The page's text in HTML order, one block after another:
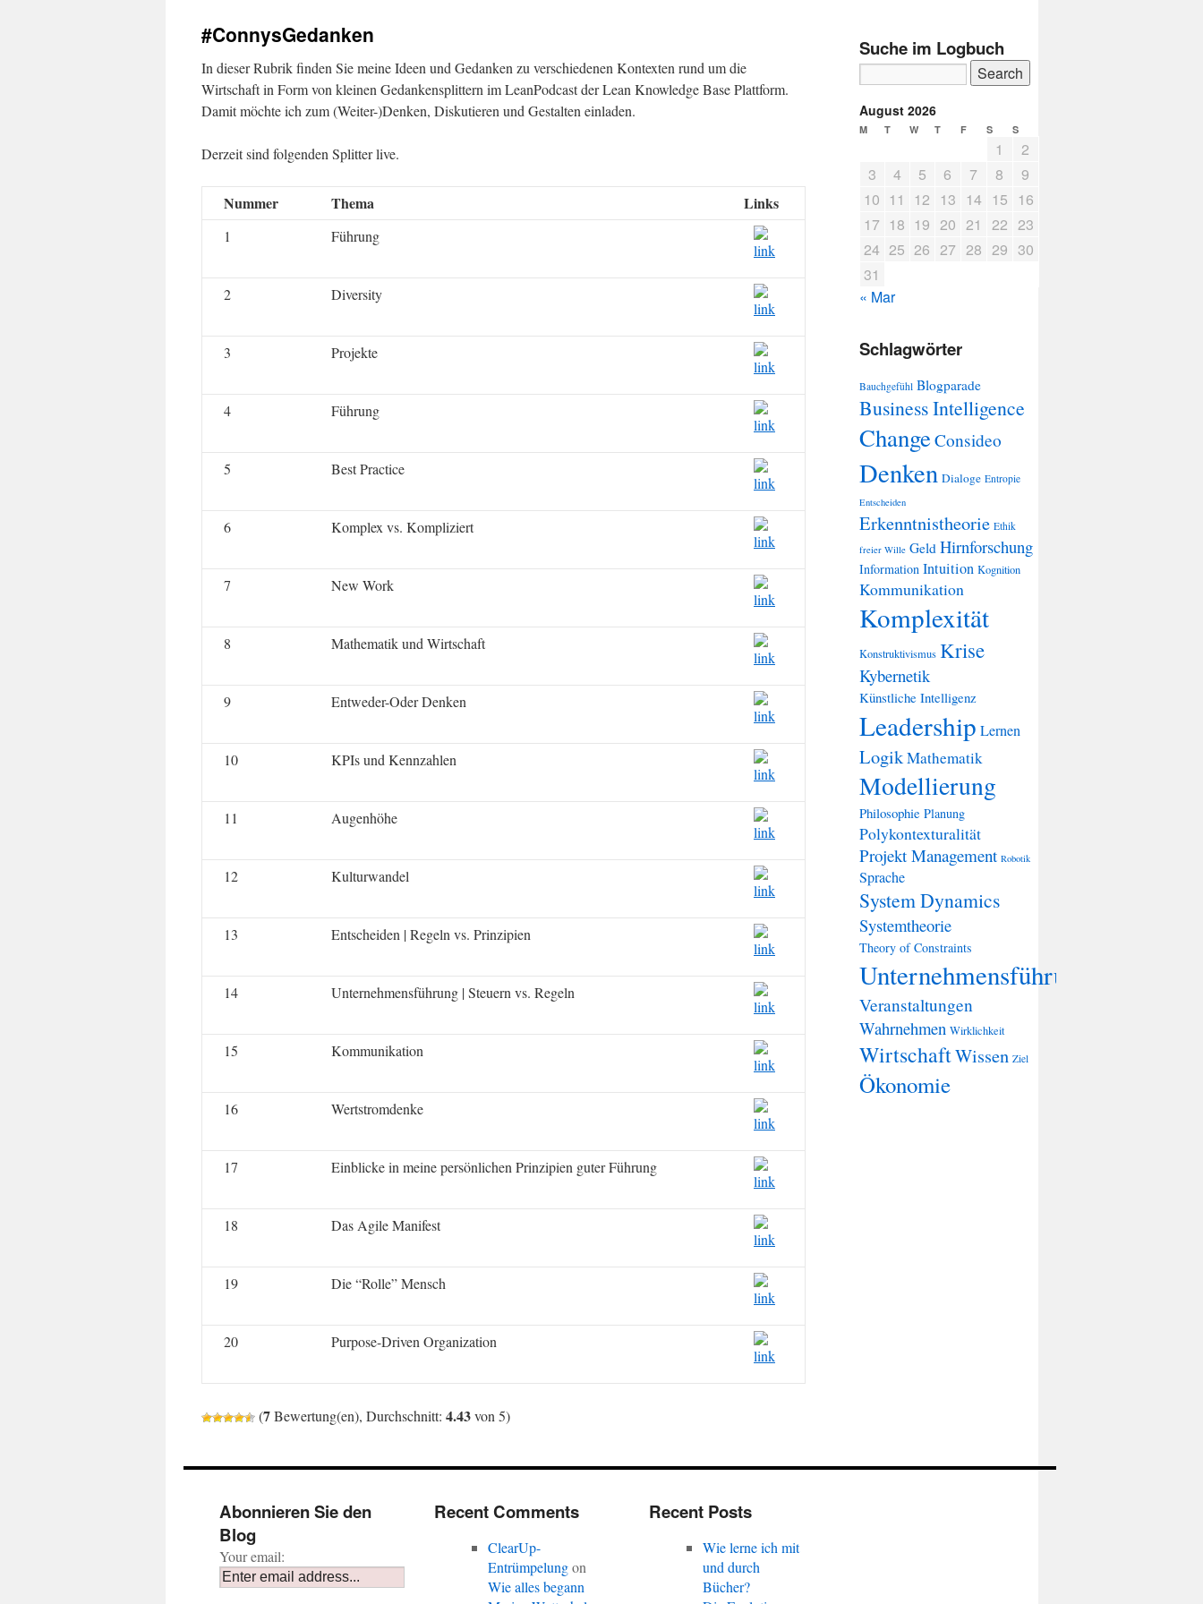
#ConnysGedanken
In dieser Rubrik finden Sie meine Ideen und Gedanken zu verschiedenen Kontexten rund um die
Wirtschaft in Form von kleinen Gedankensplittern im LeanPodcast der Lean Knowledge Base Plattform.
Damit möchte ich zum (Weiter-)Denken, Diskutieren und Gestalten einladen.
Derzeit sind folgenden Splitter live.
Nummer Thema Links
1 Führung
2 Diversity
3 Projekte
4 Führung
5 Best Practice
6 Komplex vs. Kompliziert
7 New Work
8 Mathematik und Wirtschaft
9 Entweder-Oder Denken
10 KPIs und Kennzahlen
11 Augenhöhe
12 Kulturwandel
13 Entscheiden | Regeln vs. Prinzipien
14 Unternehmensführung | Steuern vs. Regeln
15 Kommunikation
16 Wertstromdenke
17 Einblicke in meine persönlichen Prinzipien guter Führung
18 Das Agile Manifest
19 Die “Rolle” Mensch
20 Purpose-Driven Organization
(7Bewertung(en), Durchschnitt: 4.43von 5)
Suche im Logbuch
August 2026
M T W T F S S
1
2
3
4 5 6 7 8
9
10 11 12 13 14 15 16
17 18 19 20 21 22 23
24 25 26 27 28 29 30
31
« Mar
Schlagwörter
Bauchgefühl Blogparade
Business Intelligence
Change Consideo
Denken Dialoge Entropie
Entscheiden
Erkenntnistheorie Ethik
freier Wille Geld Hirnforschung
Information Intuition Kognition
Kommunikation
Komplexität
Konstruktivismus Krise
Kybernetik
Künstliche Intelligenz
Leadership Lernen
LogikMathematik
Modellierung
Philosophie Planung
Polykontexturalität
Projekt Management Robotik
Sprache
System Dynamics
Systemtheorie
Theory of Constraints
Unternehmensführung
Veranstaltungen
Wahrnehmen Wirklichkeit
WirtschaftWissen Ziel
Ökonomie
Abonnieren Sie den
Blog
Your email:
Recent Comments
ClearUp-
Entrümpelungon
Wie alles begann
Recent Posts
Wie lerne ich mit
und durch
Bücher?